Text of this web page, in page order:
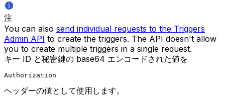
注
You can also send individual requests to the Triggers
Admin API to create the triggers. The API doesn't allow
you to create multiple triggers in a single request.
キー ID と秘密鍵の base64 エンコードされた値を
Authorization
ヘッダーの値として使用します。